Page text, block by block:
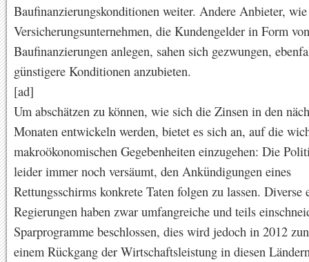
Baufinanzierungskonditionen weiter. Andere Anbieter,
Versicherungsunternehmen, die Kundengelder in Form von
Baufinanzierungen anlegen, sahen sich gezwungen,
günstigere Konditionen anzubieten.
[ad]
Um abschätzen zu können, wie sich die Zinsen in den
Monaten entwickeln werden, bietet es sich an, auf die
makroökonomischen Gegebenheiten einzugehen: Die
leider immer noch versäumt, den Ankündigungen eines
Rettungsschirms konkrete Taten folgen zu lassen. Diverse
Regierungen haben zwar umfangreiche und teils
Sparprogramme beschlossen, dies wird jedoch in 2012
einem Rückgang der Wirtschaftsleistung in diesen